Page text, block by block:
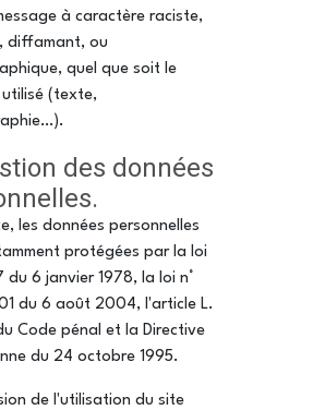
à caractère raciste,
diffamant, ou
quel que soit le
(texte,
des données
les données personnelles
protégées par la loi
du 6 janvier 1978, la loi n°
du 6 août 2004, l'article L.
Code pénal et la Directive
du 24 octobre 1995.
de l'utilisation du site